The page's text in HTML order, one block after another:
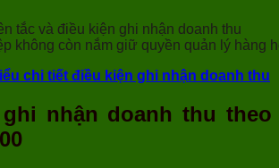
không còn nắm giữ quyền quản lý hàng
chi tiết điều kiện ghi nhận doanh thu
nhận doanh thu theo